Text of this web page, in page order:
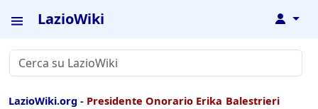
LazioWiki ↓
LazioWiki.org - Presidente Onorario Erika Balestrieri